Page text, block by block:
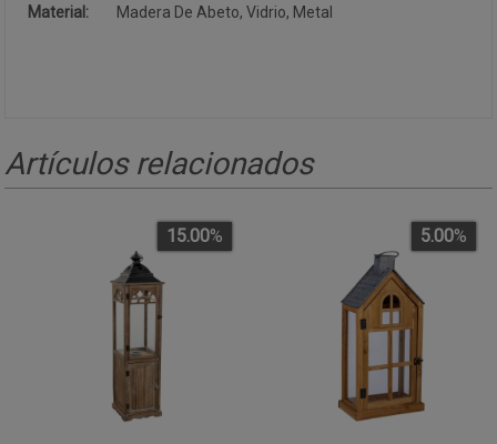
Material: Madera De Abeto, Vidrio, Metal
Artículos relacionados
15.00% 5.00%